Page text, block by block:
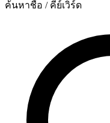
ค้นหาชื่อ / คีย์เวิร์ด